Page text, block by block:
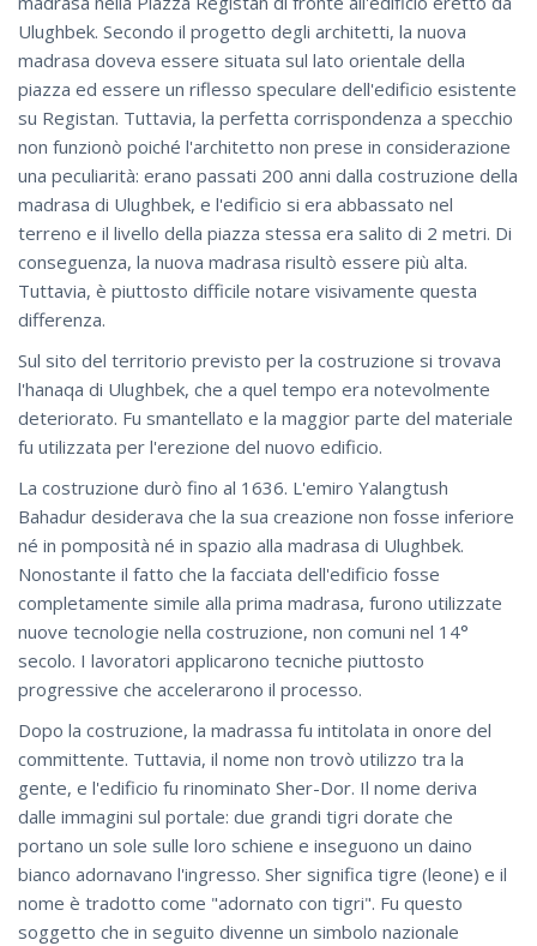
Ulughbek. Secondo il progetto degli architetti, la nuova
madrasa doveva essere situata sul lato orientale della
piazza ed essere un riflesso speculare dell'edificio esistente
su Registan. Tuttavia, la perfetta corrispondenza a specchio
non funzionò poiché l'architetto non prese in considerazione
una peculiarità: erano passati 200 anni dalla costruzione della
madrasa di Ulughbek, e l'edificio si era abbassato nel
terreno e il livello della piazza stessa era salito di 2 metri. Di
conseguenza, la nuova madrasa risultò essere più alta.
Tuttavia, è piuttosto difficile notare visivamente questa
differenza.
Sul sito del territorio previsto per la costruzione si trovava
l'hanaqa di Ulughbek, che a quel tempo era notevolmente
deteriorato. Fu smantellato e la maggior parte del materiale
fu utilizzata per l'erezione del nuovo edificio.
La costruzione durò fino al 1636. L'emiro Yalangtush
Bahadur desiderava che la sua creazione non fosse inferiore
né in pomposità né in spazio alla madrasa di Ulughbek.
Nonostante il fatto che la facciata dell'edificio fosse
completamente simile alla prima madrasa, furono utilizzate
nuove tecnologie nella costruzione, non comuni nel 14°
secolo. I lavoratori applicarono tecniche piuttosto
progressive che accelerarono il processo.
Dopo la costruzione, la madrassa fu intitolata in onore del
committente. Tuttavia, il nome non trovò utilizzo tra la
gente, e l'edificio fu rinominato Sher-Dor. Il nome deriva
dalle immagini sul portale: due grandi tigri dorate che
portano un sole sulle loro schiene e inseguono un daino
bianco adornavano l'ingresso. Sher significa tigre (leone) e il
nome è tradotto come "adornato con tigri". Fu questo
soggetto che in seguito divenne un simbolo nazionale